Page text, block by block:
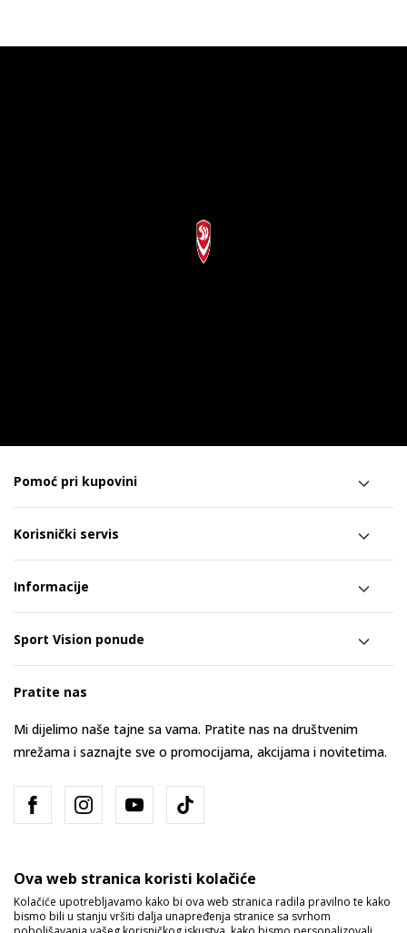
Pomoć pri kupovini
Korisnički servis
Informacije
Sport Vision ponude
Pratite nas
Mi dijelimo naše tajne sa vama. Pratite nas na društvenim
mrežama i saznajte sve o promocijama, akcijama i novitetima.
Bosna i Hercegovina Promijenite
Ova web stranica koristi kolačiće
Kolačiće upotrebljavamo kako bi ova web stranica radila pravilno te kako
bismo bili u stanju vršiti dalja unapređenja stranice sa svrhom